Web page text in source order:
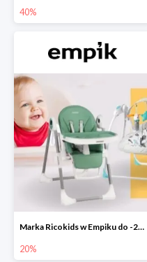
40%
Marka Ricokids w Empiku do -20%
20%